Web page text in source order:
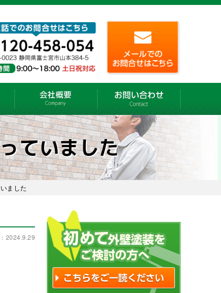
ていました
ました
2024.9.29